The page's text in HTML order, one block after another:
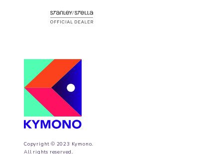
Copyright © 2023 Kymono.
All rights reserved.